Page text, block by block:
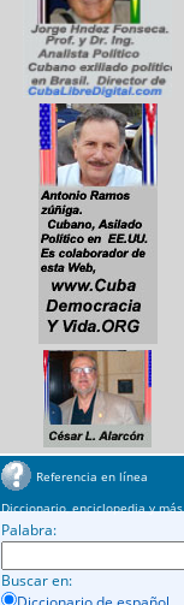
Referencia en línea
Diccionario, enciclopedia y más
Palabra:
Buscar en: